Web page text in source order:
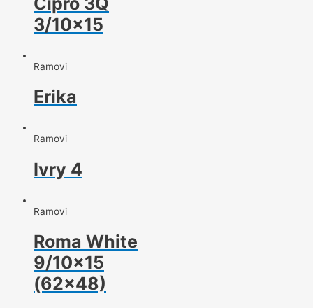
3/10×15
Ramovi
Erika
Ramovi
Ivry 4
Ramovi
Roma White
9/10×15
(62×48)